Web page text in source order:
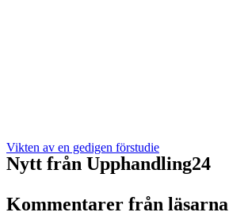
Vikten av en gedigen förstudie
Nytt från Upphandling24
Kommentarer från läsarna